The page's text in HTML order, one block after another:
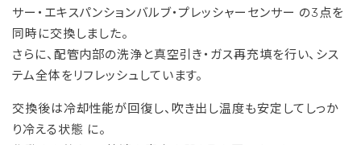
サー・エキスパンションバルブ・プレッシャーセンサー の3点を
同時に交換しました。
さらに、配管内部の洗浄と真空引き・ガス再充填を行い、シス
テム全体をリフレッシュしています。
交換後は冷却性能が回復し、吹き出し温度も安定してしっか
り冷える状態 に。